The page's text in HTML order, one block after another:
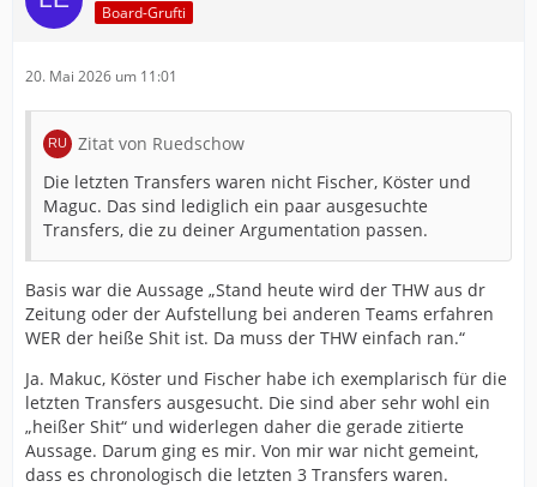
Board-Grufti
20. Mai 2026 um 11:01
Zitat von Ruedschow
Die letzten Transfers waren nicht Fischer, Köster und
Maguc. Das sind lediglich ein paar ausgesuchte
Transfers, die zu deiner Argumentation passen.
Basis war die Aussage „Stand heute wird der THW aus dr
Zeitung oder der Aufstellung bei anderen Teams erfahren
WER der heiße Shit ist. Da muss der THW einfach ran.“
Ja. Makuc, Köster und Fischer habe ich exemplarisch für die
letzten Transfers ausgesucht. Die sind aber sehr wohl ein
„heißer Shit“ und widerlegen daher die gerade zitierte
Aussage. Darum ging es mir. Von mir war nicht gemeint,
dass es chronologisch die letzten 3 Transfers waren.